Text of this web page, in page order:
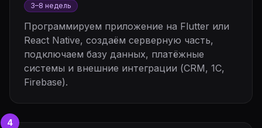
3–8 недель
Программируем приложение на Flutter или
React Native, создаём серверную часть,
подключаем базу данных, платёжные
системы и внешние интеграции (CRM, 1С,
Firebase).
4